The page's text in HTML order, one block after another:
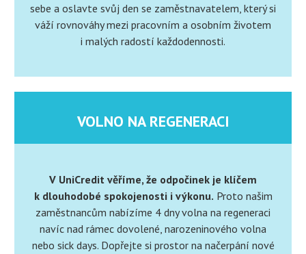
sebe a oslavte svůj den se zaměstnavatelem, který si
váží rovnováhy mezi pracovním a osobním životem
i malých radostí každodennosti.
VOLNO NA REGENERACI
V UniCredit věříme, že odpočinek je klíčem
k dlouhodobé spokojenosti i výkonu. Proto našim
zaměstnancům nabízíme 4 dny volna na regeneraci
navíc nad rámec dovolené, narozeninového volna
nebo sick days. Dopřejte si prostor na načerpání nové